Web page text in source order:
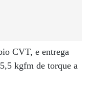
CVT, e entrega
kgfm de torque a